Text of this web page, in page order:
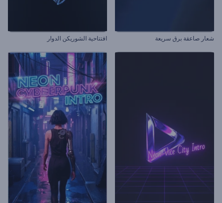
شعار صاعقة برق سريعة افتتاحية الشوريكن الدوار